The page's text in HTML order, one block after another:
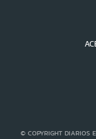
© COPYRIGHT DIARIOS